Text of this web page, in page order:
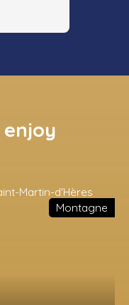
enjoy
Montagne